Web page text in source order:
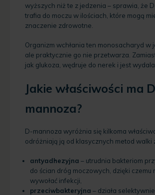
wyższych niż te z jedzenia – sprawia, że
trafia do moczu w ilościach, które mogą
znaczenie zdrowotne.
Organizm wchłania ten monosacharyd w
ale praktycznie go nie przetwarza.
jak glukoza, wędruje do nerek i jest
Jakie właściwości ma
mannoza?
D-mannoza wyróżnia się kilkoma
odróżniają ją od klasycznych metod walki
antyadhezyjna – utrudnia bakteriom
do ścian dróg moczowych, dzięki czemu
wywołać infekcji,
przeciwbakteryjna – działa